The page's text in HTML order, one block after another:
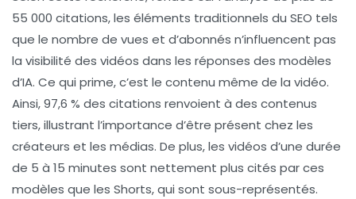
55 000 citations, les éléments traditionnels du SEO tels
que le nombre de vues et d’abonnés n’influencent pas
la visibilité des vidéos dans les réponses des modèles
d’IA. Ce qui prime, c’est le contenu même de la vidéo.
Ainsi, 97,6 % des citations renvoient à des contenus
tiers, illustrant l’importance d’être présent chez les
créateurs et les médias. De plus, les vidéos d’une durée
de 5 à 15 minutes sont nettement plus cités par ces
modèles que les Shorts, qui sont sous-représentés.